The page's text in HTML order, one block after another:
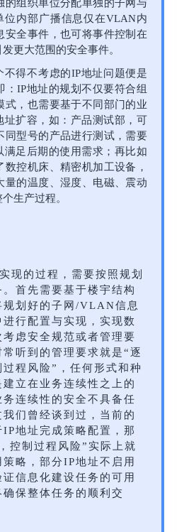
的组织单位分配单独的子网与
位内部广播信息仅在VLAN内
安全事件，也可将事件控制在
更大范围的安全事件。
不得不考虑的IP地址问题便是
：IP地址的规划不仅要符合组
式，也需要基于不同部门的业
址扩容，如：产品测试部，可
同型号的产品进行测试，需要
满足后期的使用需求；再比如
数控机床、精密机加工设备，
量的温度、湿度、电磁、震动
生产过程。
现的过程，需要按照规划
首先需要基于楼宇结构
规划好的子网/VLAN信息
行配置与实现，实现数
虑安全规范或者管理要
听到的管理要求就是“逐
程风险”，任何形式和种
立在业务连续性之上的
连续性的安全不具备任
们曾经谈到过，当前的
地址完成策略配置，那
控制过程风险”实际上就
略，部分IP地址不启用
信息化建设任务的可用
保整体任务的顺利交